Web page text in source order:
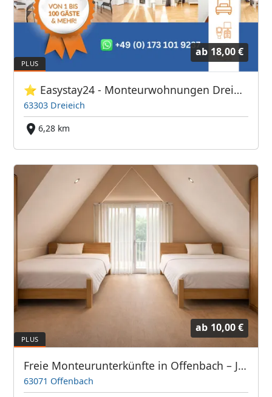
ab 18,00 €
⭐ Easystay24 - Monteurwohnungen Dreieich
63303 Dreieich
6,28 km
ab 10,00 €
Freie Monteurunterkünfte in Offenbach – JETZT anrufen! Wir sprechen auch Polnisch
63071 Offenbach